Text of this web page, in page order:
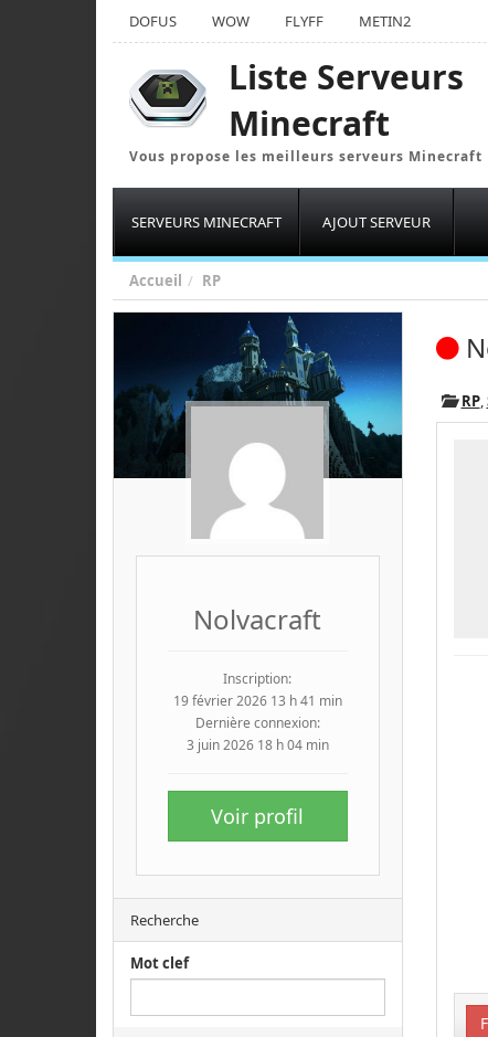
DOFUS WOW FLYFF METIN2
Liste Serveurs
Minecraft
Vous propose les meilleurs serveurs Minecraft
SERVEURS MINECRAFT AJOUT SERVEUR
Accueil RP
Nolvacraft
Inscription:
19 février 2026 13 h 41 min
Dernière connexion:
3 juin 2026 18 h 04 min
Voir profil
Recherche
Mot clef
RP,